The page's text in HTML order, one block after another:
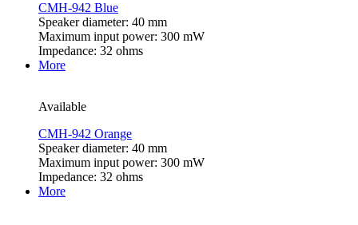
CMH-942 Blue
Speaker diameter: 40 mm
Maximum input power: 300 mW
Impedance: 32 ohms
More
Available
CMH-942 Orange
Speaker diameter: 40 mm
Maximum input power: 300 mW
Impedance: 32 ohms
More